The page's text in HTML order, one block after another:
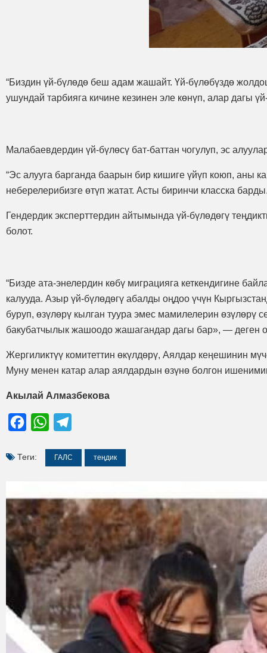
“Биздин үй-бүлөдө беш адам жашайт. Үй-бүлөбүздө
ушундай тарбияга кичине кезинен эле көнүп, алар дагы
Малабаевдердин үй-бүлөсү бат-баттан чогулуп, эс
“Эс алууга барганда баарын бир кишиге үйүп коюп, аны
неберелерибизге өтүп жатат. Асты биринчи класска
Гендердик эксперттердин айтымында үй-бүлөдөгү
болот.
“Бизде ата-энелердин көбү миграцияга кеткендигине
калууда. Азыр үй-бүлөдөгү абалды оңдоо үчүн
буруп, өзүлөрү кылган туура эмес мамилелерин өзүлөрү
бакубатчылык жашоодо жашагандар дагы бар», — деген
Жергиликтүү комитеттин өкүлдөрү, Аялдар кеңешинин
Муну менен катар алар аялдардын өзүнө болгон
Акылай Алмазбекова
FacebookWhatsApp
Теги: ГАЛС теңдик